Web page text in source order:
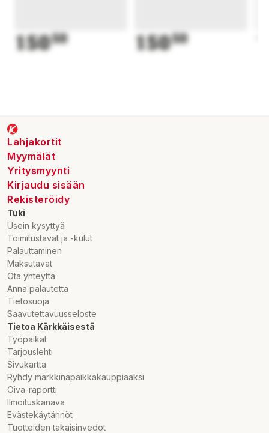
15050 15050
Lahjakortit
Myymälät
Yritysmyynti
Kirjaudu sisään
Rekisteröidy
Tuki
Usein kysyttyä
Toimitustavat ja -kulut
Palauttaminen
Maksutavat
Ota yhteyttä
Anna palautetta
Tietosuoja
Saavutettavuusseloste
Tietoa Kärkkäisestä
Työpaikat
Tarjouslehti
Sivukartta
Ryhdy markkinapaikkakauppiaaksi
Oiva-raportti
Ilmoituskanava
Evästekäytännöt
Tuotteiden takaisinvedot